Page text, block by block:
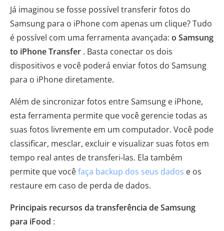
Já imaginou se fosse possível transferir fotos do
Samsung para o iPhone com apenas um clique? Tudo
é possível com uma ferramenta avançada: o Samsung
to iPhone Transfer . Basta conectar os dois
dispositivos e você poderá enviar fotos do Samsung
para o iPhone diretamente.
Além de sincronizar fotos entre Samsung e iPhone,
esta ferramenta permite que você gerencie todas as
suas fotos livremente em um computador. Você pode
classificar, mesclar, excluir e visualizar suas fotos em
tempo real antes de transferi-las. Ela também
permite que vocêfaça backup dos seus dados e os
restaure em caso de perda de dados.
Principais recursos da transferência de Samsung
para iFood :